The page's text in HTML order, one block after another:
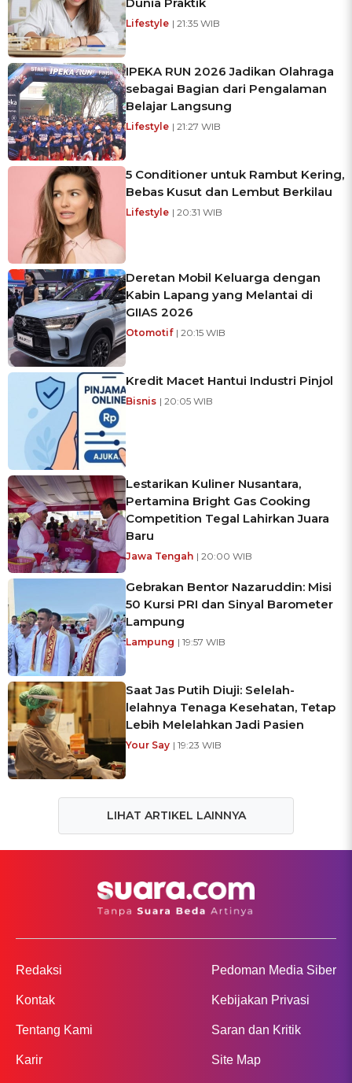
Dunia Praktik
Lifestyle | 21:35 WIB
IPEKA RUN 2026 Jadikan Olahraga
sebagai Bagian dari Pengalaman
Belajar Langsung
Lifestyle | 21:27 WIB
5 Conditioner untuk Rambut Kering,
Bebas Kusut dan Lembut Berkilau
Lifestyle | 20:31 WIB
Deretan Mobil Keluarga dengan
Kabin Lapang yang Melantai di
GIIAS 2026
Otomotif | 20:15 WIB
Kredit Macet Hantui Industri Pinjol
Bisnis | 20:05 WIB
Lestarikan Kuliner Nusantara,
Pertamina Bright Gas Cooking
Competition Tegal Lahirkan Juara
Baru
Jawa Tengah | 20:00 WIB
Gebrakan Bentor Nazaruddin: Misi
50 Kursi PRI dan Sinyal Barometer
Lampung
Lampung | 19:57 WIB
Saat Jas Putih Diuji: Selelah-
lelahnya Tenaga Kesehatan, Tetap
Lebih Melelahkan Jadi Pasien
Your Say | 19:23 WIB
LIHAT ARTIKEL LAINNYA
Redaksi
Kontak
Tentang Kami
Karir
Pedoman Media Siber
Kebijakan Privasi
Saran dan Kritik
Site Map